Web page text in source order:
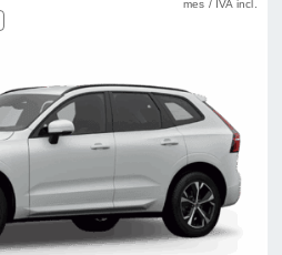
mes / IVA incl.